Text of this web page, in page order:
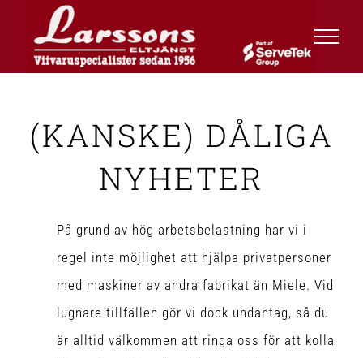
innehållet
(KANSKE) DÅLIGA
NYHETER
På grund av hög arbetsbelastning har vi i
regel inte möjlighet att hjälpa privatpersoner
med maskiner av andra fabrikat än Miele. Vid
lugnare tillfällen gör vi dock undantag, så du
är alltid välkommen att ringa oss för att kolla